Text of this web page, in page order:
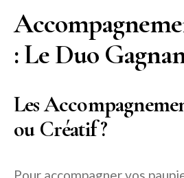
: Le Duo
Les
ou Créatif ?